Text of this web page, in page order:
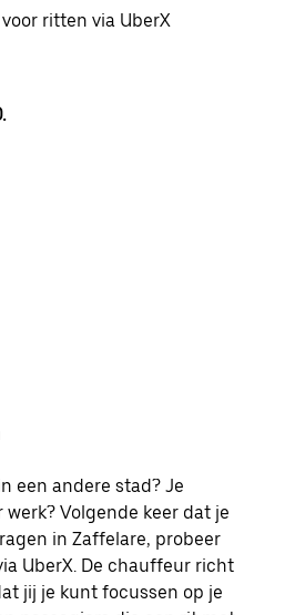
ritten via UberX
een andere stad? Je
Volgende keer dat je
in Zaffelare, probeer
UberX. De chauffeur richt
jij je kunt focussen op je